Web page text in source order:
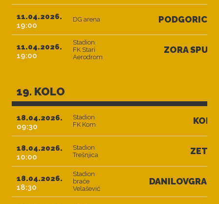
11.04.2026.
19:00
DG arena PODGORICA
11.04.2026.
19:00
Stadion
FK Stari
Aerodrom
ZORA SPUŽ
19. KOLO
18.04.2026.
09:30
Stadion
FK Kom
KOM
18.04.2026.
10:00
Stadion
Trešnjica
ZETA
18.04.2026.
18:30
Stadion
braće
Velašević
DANILOVGRAD